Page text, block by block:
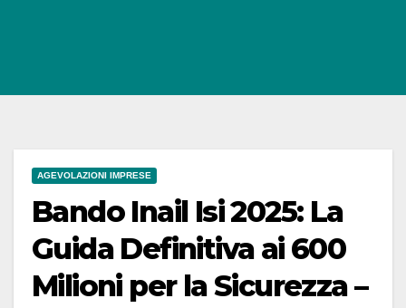
AGEVOLAZIONI IMPRESE
Bando Inail Isi 2025: La
Guida Definitiva ai 600
Milioni per la Sicurezza –